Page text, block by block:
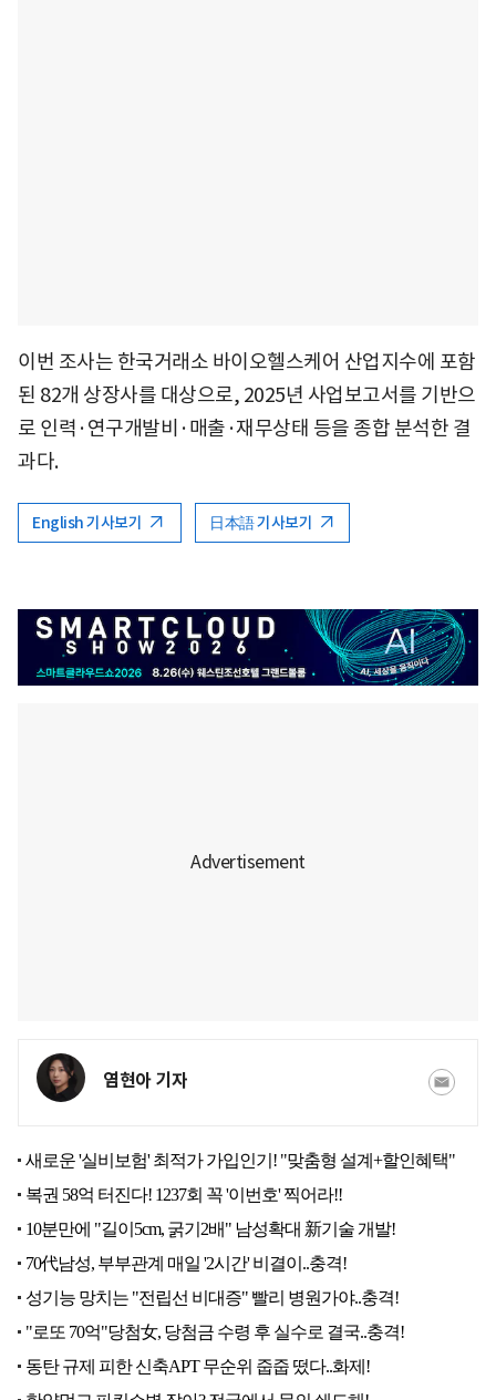
이번 조사는 한국거래소 바이오헬스케어 산업지수에 포함
된 82개 상장사를 대상으로, 2025년 사업보고서를 기반으
로 인력·연구개발비·매출·재무상태 등을 종합 분석한 결
과다.
English 기사보기 日本語 기사보기
염현아 기자